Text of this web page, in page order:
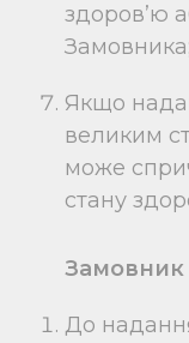
здоров’ю
Замовника;
Якщо
великим
може
стану
Замовник
До